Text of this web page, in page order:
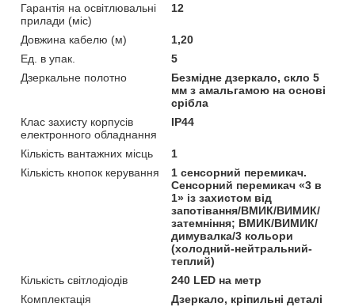
Гарантія на освітлювальні
прилади (міс)
12
Довжина кабелю (м)
1,20
Ед. в упак.
5
Дзеркальне полотно
Безмідне дзеркало, скло 5
мм з амальгамою на основі
срібла
Клас захисту корпусів
електронного обладнання
IP44
Кількість вантажних місць
1
Кількість кнопок керування
1 сенсорний перемикач.
Сенсорний перемикач «3 в
1» із захистом від
запотівання/ВМИК/ВИМИК/
затемніння; ВМИК/ВИМИК/
димувалка/3 кольори
(холодний-нейтральний-
теплий)
Кількість світлодіодів
240 LED на метр
Комплектація
Дзеркало, кріпильні деталі